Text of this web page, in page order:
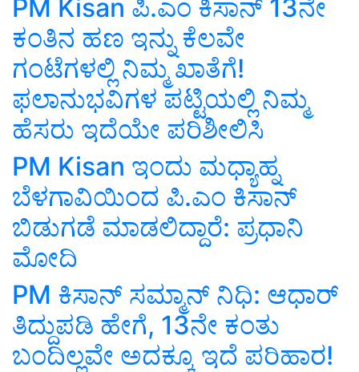
PM Kisan ಪಿ.ಎಂ ಕಿಸಾನ್‌ 13ನೇ
ಕಂತಿನ ಹಣ ಇನ್ನು ಕೆಲವೇ
ಗಂಟೆಗಳಲ್ಲಿ ನಿಮ್ಮ ಖಾತೆಗೆ!
ಫಲಾನುಭವಿಗಳ ಪಟ್ಟಿಯಲ್ಲಿ ನಿಮ್ಮ
ಹೆಸರು ಇದೆಯೇ ಪರಿಶೀಲಿಸಿ
PM Kisan ಇಂದು ಮಧ್ಯಾಹ್ನ
ಬೆಳಗಾವಿಯಿಂದ ಪಿ.ಎಂ ಕಿಸಾನ್‌
ಬಿಡುಗಡೆ ಮಾಡಲಿದ್ದಾರೆ: ಪ್ರಧಾನಿ
ಮೋದಿ
PM ಕಿಸಾನ್ ಸಮ್ಮಾನ್ ನಿಧಿ: ಆಧಾರ್‌
ತಿದ್ದುಪಡಿ ಹೇಗೆ, 13ನೇ ಕಂತು
ಬಂದಿಲ್ಲವೇ ಅದಕ್ಕೂ ಇದೆ ಪರಿಹಾರ!